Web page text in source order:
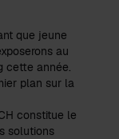
que jeune
au
cette année.
plan sur la
constitue le
solutions